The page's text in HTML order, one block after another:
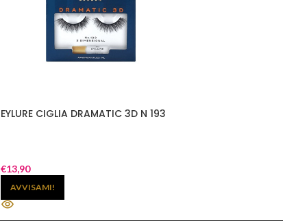
EYLURE CIGLIA DRAMATIC 3D N 193
€13,90
AVVISAMI!